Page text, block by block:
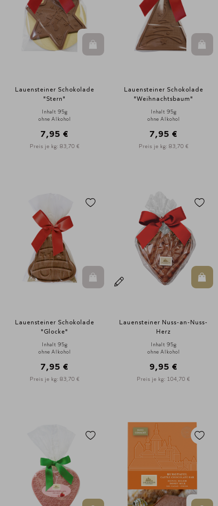
In den Warenkorb
Lauensteiner Schokolade
"Stern"
Inhalt 95g
ohne Alkohol
7,95 €
Preis je kg: 83,70 €
In
Lauensteiner Schokolade
"Weihnachtsbaum"
Inhalt 95g
ohne Alkohol
7,95 €
Preis je kg: 83,70 €
In den Warenkorb
Lauensteiner Schokolade
"Glocke"
Inhalt 95g
ohne Alkohol
7,95 €
Preis je kg: 83,70 €
In
Lauensteiner Nuss-an-Nuss-
Herz
Inhalt 95g
ohne Alkohol
9,95 €
Preis je kg: 104,70 €